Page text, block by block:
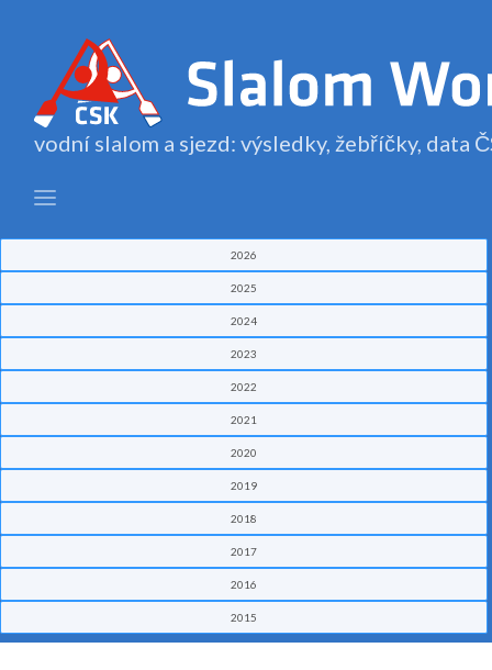
vodní slalom a sjezd: výsledky, žebříčky, data
2026
2025
2024
2023
2022
2021
2020
2019
2018
2017
2016
2015